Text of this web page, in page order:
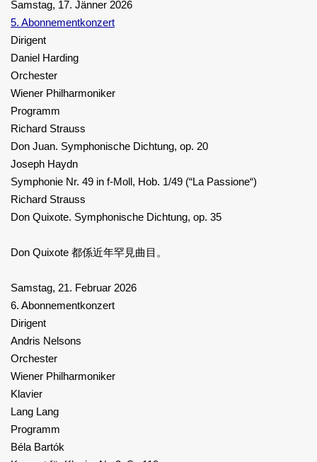
Samstag, 17. Jänner 2026
5. Abonnementkonzert
Dirigent
Daniel Harding
Orchester
Wiener Philharmoniker
Programm
Richard Strauss
Don Juan. Symphonische Dichtung, op. 20
Joseph Haydn
Symphonie Nr. 49 in f-Moll, Hob. 1/49 (“La Passione“)
Richard Strauss
Don Quixote. Symphonische Dichtung, op. 35
Don Quixote 都係近年罕見曲目。
Samstag, 21. Februar 2026
6. Abonnementkonzert
Dirigent
Andris Nelsons
Orchester
Wiener Philharmoniker
Klavier
Lang Lang
Programm
Béla Bartók